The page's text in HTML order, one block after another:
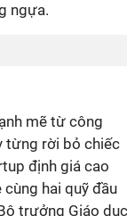
ngựa.
mẽ từ công
từng rời bỏ chiếc
định giá cao
hai quỹ đầu
trưởng Giáo dục